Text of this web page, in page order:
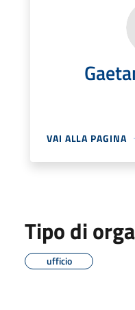
VAI ALLA PAGINA
Tipo di
ufficio